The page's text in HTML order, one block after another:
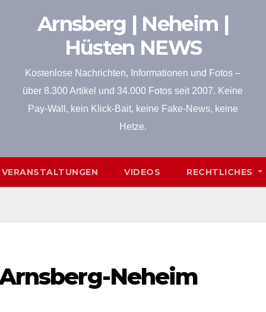
Arnsberg | Neheim |
Hüsten NEWS
Kostenlose Nachrichten, Informationen und Fotos –
über 8.300 Artikel und 34.000 Fotos seit 2007. Keine
Pay-Wall, kein Klick-Bait, keine Fake-News, keine
Hetze.
VERANSTALTUNGEN VIDEOS RECHTLICHES
Neheim